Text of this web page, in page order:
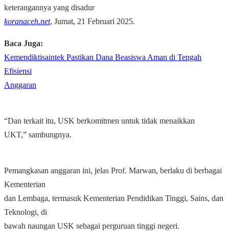
keterangannya yang disadur
koranaceh.net, Jumat, 21 Februari 2025.
Baca Juga:
Kemendiktisaintek Pastikan Dana Beasiswa Aman di Tengah
Efisiensi
Anggaran
“Dan terkait itu, USK berkomitmen untuk tidak menaikkan
UKT,” sambungnya.
Pemangkasan anggaran ini, jelas Prof. Marwan, berlaku di berbagai
Kementerian
dan Lembaga, termasuk Kementerian Pendidikan Tinggi, Sains, dan
Teknologi, di
bawah naungan USK sebagai perguruan tinggi negeri.